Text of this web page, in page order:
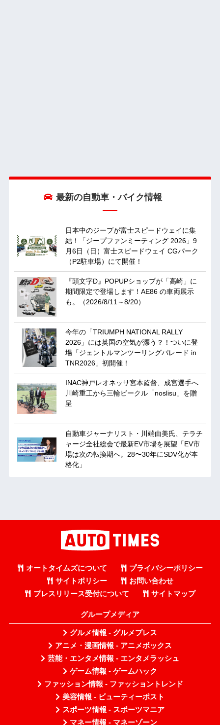
最新の自動車・バイク情報
日本中のジープが富士スピードウェイに集
結！「ジープファンミーティング 2026」9
月6日（日）富士スピードウェイ CGパーク
（P2駐車場）にて開催！
『頭文字D』POPUPショップが「高崎」に
期間限定で登場します！AE86 の車両展示
も。（2026/8/11～8/20）
今年の「TRIUMPH NATIONAL RALLY
2026」には英国の空気が漂う？！ついに登
場「ジェントルマンツーリングパレード in
TNR2026」初開催！
INAC神戸レオネッサ宮本監督、成宮選手へ
川崎重工から三輪ビークル「noslisu」を贈
呈
自動車ジャーナリスト・川端由美氏、テラチ
ャージ全社総会で最新EV市場を展望「EV市
場は次の転換期へ。28〜30年にSDV化が本
格化」
オートタイムズについて
プライバシーポリシー
サイトポリシー
お問い合わせ
プレスリリース受付について
サイトマップ
グループメディア
グルメ情報 - グルメプレス
アニメ・漫画情報 - アニメボックス
芸能・エンタメ情報 - エンタメラッシュ
ゲーム情報 - ゲームハック
ファッション情報 - ファッショントレンド
美容情報 - ビューティーポスト
スポーツ情報 - スポーツマニア
マネー情報 - マネーゾーン